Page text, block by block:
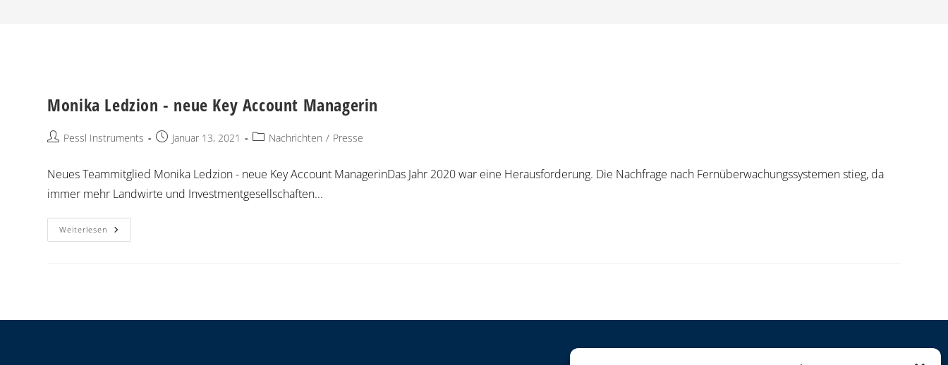
Monika Ledzion - neue Key Account Managerin
Pessl Instruments Januar 13, 2021 Nachrichten / Presse
Neues Teammitglied Monika Ledzion - neue Key Account ManagerinDas Jahr 2020 war eine Herausforderung. Die Nachfrage nach Fernüberwachungssystemen stieg, da
immer mehr Landwirte und Investmentgesellschaften...
Weiterlesen